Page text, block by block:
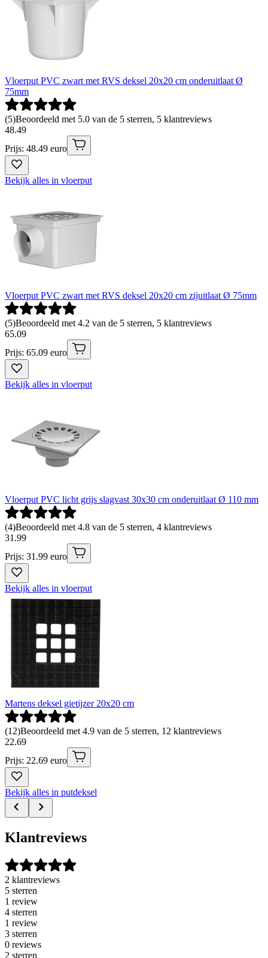
Vloerput PVC zwart met RVS deksel 20x20 cm onderuitlaat Ø
75mm
(5)Beoordeeld met 5.0 van de 5 sterren, 5 klantreviews
48.49
Prijs: 48.49 euro
Bekijk alles in vloerput
Vloerput PVC zwart met RVS deksel 20x20 cm zijuitlaat Ø 75mm
(5)Beoordeeld met 4.2 van de 5 sterren, 5 klantreviews
65.09
Prijs: 65.09 euro
Bekijk alles in vloerput
Vloerput PVC licht grijs slagvast 30x30 cm onderuitlaat Ø 110 mm
(4)Beoordeeld met 4.8 van de 5 sterren, 4 klantreviews
31 .99
Prijs: 31.99 euro
Bekijk alles in vloerput
Martens deksel gietijzer 20x20 cm
(12)Beoordeeld met 4.9 van de 5 sterren, 12 klantreviews
22.69
Prijs: 22.69 euro
Bekijk alles in putdeksel
Klantreviews
2 klantreviews
5 sterren
1 review
4 sterren
1 review
3 sterren
0 reviews
2 sterren